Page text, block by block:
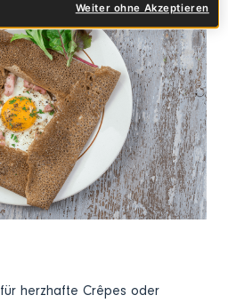
herzhafte Crêpes oder
Weiter ohne Akzeptieren